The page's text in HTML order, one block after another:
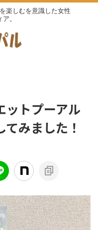
楽しむを意識した女性
。
ットプーアル
みました！